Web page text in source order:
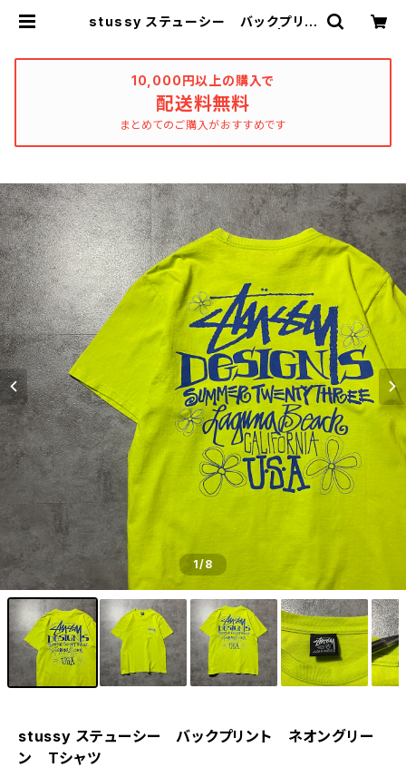
stussy ステューシー バックプリン
10,000円以上の購入で
配送料無料
まとめてのご購入がおすすめです
1/8
stussy ステューシー バックプリント ネオングリー
ン Tシャツ